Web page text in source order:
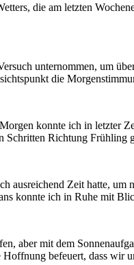
die am letzten
unternommen, um
die
konnte ich in letzter
Schritten Richtung Frühling
ausreichend Zeit hatte,
konnte ich in Ruhe mit
aber mit dem
befeuert, dass wir